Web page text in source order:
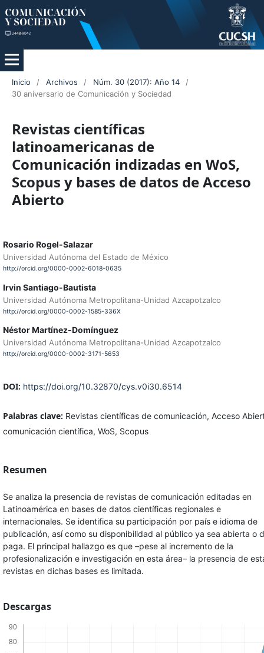
Inicio / Archivos / Núm. 30 (2017): Año 14
/
30 aniversario de Comunicación y Sociedad
Revistas científicas
latinoamericanas de
Comunicación indizadas en WoS,
Scopus y bases de datos de Acceso
Abierto
Rosario Rogel-Salazar
Universidad Autónoma del Estado de México
http://orcid.org/0000-0002-6018-0635
Irvin Santiago-Bautista
Universidad Autónoma Metropolitana-Unidad Azcapotzalco
http://orcid.org/0000-0002-1585-336X
Néstor Martínez-Domínguez
Universidad Autónoma Metropolitana-Unidad Azcapotzalco
http://orcid.org/0000-0002-3171-5653
DOI: https://doi.org/10.32870/cys.v0i30.6514
Palabras clave: Revistas científicas de comunicación, Acceso
comunicación científica, WoS, Scopus
Resumen
Se analiza la presencia de revistas de comunicación editadas en
Latinoamérica en bases de datos científicas regionales e
internacionales. Se identifica su participación por país e idioma de
publicación, así como su disponibilidad al público ya sea abierta o
paga. El principal hallazgo es que –pese al incremento de la
profesionalización e investigación en esta área– la presencia de
revistas en dichas bases es limitada.
Descargas